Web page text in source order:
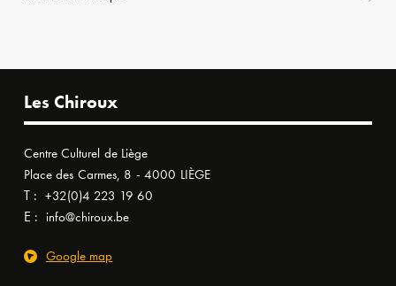
Les Chiroux
Centre Culturel de Liège
Place des Carmes, 8 - 4000 LIÈGE
T : +32(0)4 223 19 60
E : info@chiroux.be
Google map